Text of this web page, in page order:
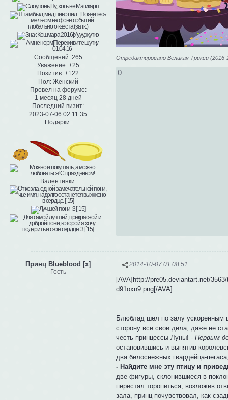
Сообщений:265
Уважение: +25
Позитив: +122
Пол:Женский
Провел на форуме:
1 месяц 28 дней
Последний визит:
2023-07-06 02:11:35
Подарки:
Валентинки:
Отредактировано Великая Трикси (2016-
0
2014-10-07 01:08:51
Принц Blueblood [x]
Гость
[AVA]http://pre05.deviantart.net/
d91oxn9.png[/AVA]
Блюблад шел по залу ускоренным
сторону все свои дела, даже не
честь принцессы Луны!- Первым
остановившись и выпятив
два белоснежных гвардейца-
- Найдите мне эту птицу и
две фигуры, склонившиеся в
перестал торопиться, возложив
зала, принц почувствовал, как